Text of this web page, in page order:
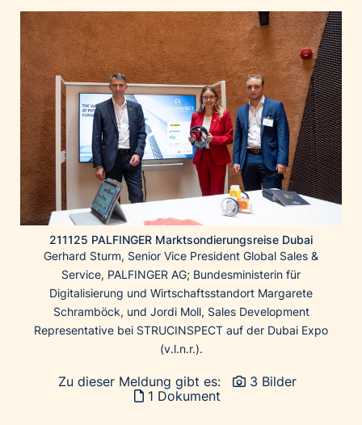
Expo 2025 Osaka
Financial Times
GE HealthCare
Home of Work
Huawei Consumer Business Group
IT:U
JP Immobilien
JYSK
Kroatische Zentrale für Tourismus
List Holding Gruppe
Marble House
Mediaplus
Microsoft
Mondelēz Österreich
211125 PALFINGER Marktsondierungsreise Dubai
Gerhard Sturm, Senior Vice President Global Sales &
Service, PALFINGER AG; Bundesministerin für
Digitalisierung und Wirtschaftsstandort Margarete
Schramböck, und Jordi Moll, Sales Development
Representative bei STRUCINSPECT auf der Dubai Expo
(v.l.n.r.).
Zu dieser Meldung gibt es:
3 Bilder
1 Dokument